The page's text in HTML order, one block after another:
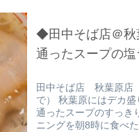
◆田中そば店＠秋
通ったスープの塩
田中そば店 秋葉原店
で） 秋葉原にはデカ
通ったスープのすっき
ニングを朝8時に食べ